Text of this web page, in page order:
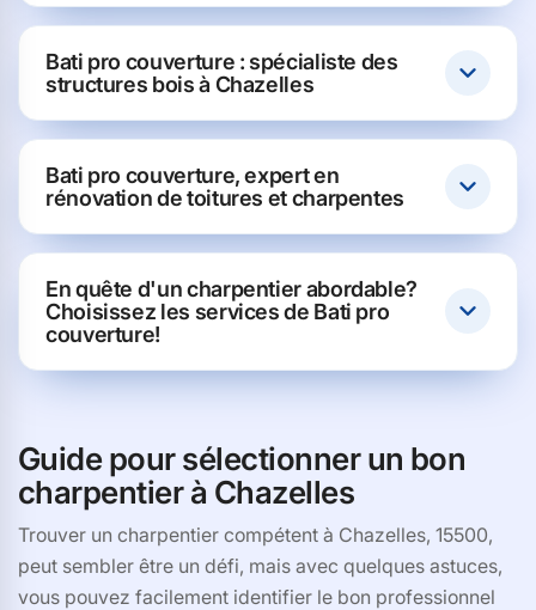
Bati pro couverture : spécialiste des
structures bois à Chazelles
Bati pro couverture, expert en
rénovation de toitures et charpentes
En quête d'un charpentier abordable?
Choisissez les services de Bati pro
couverture!
Guide pour sélectionner un bon
charpentier à Chazelles
Trouver un charpentier compétent à Chazelles, 15500,
peut sembler être un défi, mais avec quelques astuces,
vous pouvez facilement identifier le bon professionnel